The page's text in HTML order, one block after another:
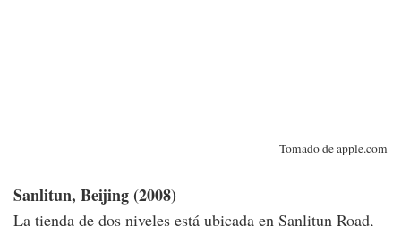
Tomado de apple.com
Sanlitun, Beijing (2008)
La tienda de dos niveles está ubicada en Sanlitun Road,